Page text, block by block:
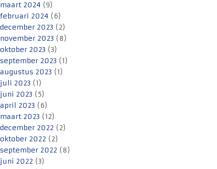
maart 2024 (9)
februari 2024 (6)
december 2023 (2)
november 2023 (8)
oktober 2023 (3)
september 2023 (1)
augustus 2023 (1)
juli 2023 (1)
juni 2023 (5)
april 2023 (6)
maart 2023 (12)
december 2022 (2)
oktober 2022 (2)
september 2022 (8)
juni 2022 (3)